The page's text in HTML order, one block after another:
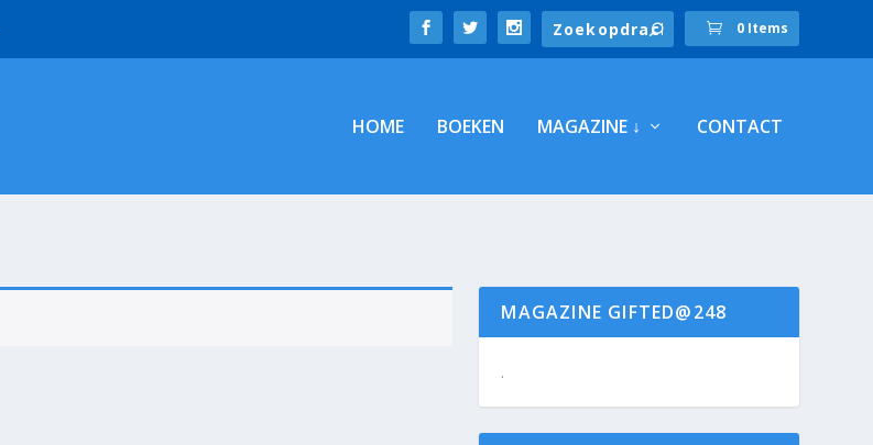
0 Items
HOME BOEKEN MAGAZINE ↓ CONTACT
MAGAZINE GIFTED@248
.